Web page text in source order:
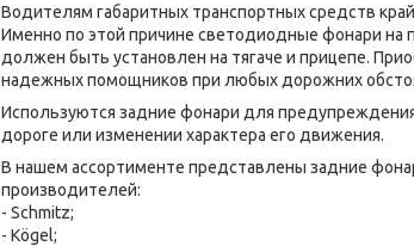
Водителям габаритных транспортных средств
Именно по этой причине светодиодные фонари на
должен быть установлен на тягаче и прицепе.
надежных помощников при любых дорожних
Используются задние фонари для
дороге или изменении характера его движения.
В нашем ассортименте представлены задние
производителей:
- Schmitz;
- Kögel;